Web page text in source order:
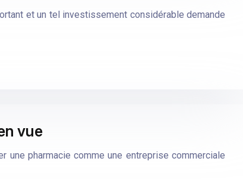
et un tel investissement considérable demande
vue
une pharmacie comme une entreprise commerciale